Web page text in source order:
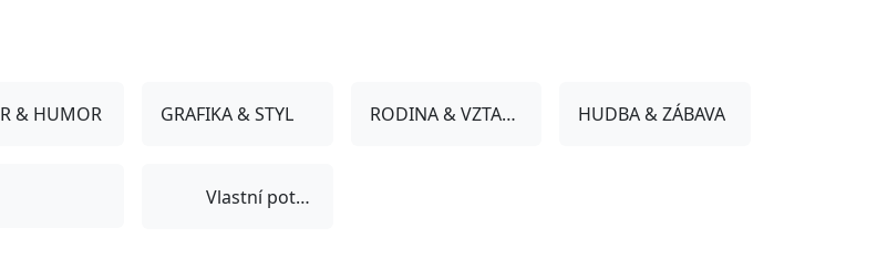
& HUMOR GRAFIKA & STYL RODINA & VZTAHY HUDBA & ZÁBAVA
Vlastní potisk